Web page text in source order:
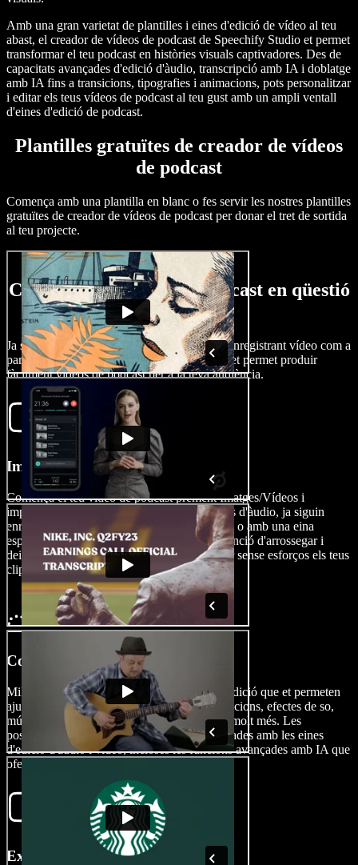
Amb una gran varietat de plantilles i eines d'edició de vídeo al teu
abast, el creador de vídeos de podcast de Speechify Studio et permet
transformar el teu podcast en històries visuals captivadores. Des de
capacitats avançades d'edició d'àudio, transcripció amb IA i doblatge
amb IA fins a transicions, tipografies i animacions, pots personalitzar
i editar els teus vídeos de podcast al teu gust amb un ampli ventall
d'eines d'edició de podcast.
Plantilles gratuïtes de creador de vídeos
de podcast
Comença amb una plantilla en blanc o fes servir les nostres plantilles
gratuïtes de creador de vídeos de podcast per donar el tret de sortida
al teu projecte.
Com crear un vídeo de podcast en qüestió
de minuts
Ja sigui reutilitzant l'àudio del teu podcast o enregistrant vídeo com a
part del teu flux de treball, Speechify Studio et permet produir
fàcilment vídeos de podcast per a la teva audiència.
Importa el teu vídeo
Comença el teu vídeo de podcast prement Imatges/Vídeos i
important-hi el teu contingut de vídeo i fitxers d'àudio, ja siguin
enregistrats amb el teu iPhone, iPad, webcam o amb una eina
específica de gravació de vídeo. Utilitza la funció d'arrossegar i
deixar anar de l'editor de vídeo per organitzar sense esforços els teus
clips de vídeo i d'àudio.
Construeix el teu vídeo de podcast
Millora el teu vídeo de podcast amb eines d'edició que et permeten
ajustar l'àudio i afegir subtítols amb IA, transicions, efectes de so,
música de fons, tipografies, superposicions i molt més. Les
possibilitats d'edició són pràcticament il·limitades amb les eines
d'edició d'àudio i vídeo, incloses les funcions avançades amb IA que
ofereix Speechify Studio.
Exporta el teu vídeo de podcast